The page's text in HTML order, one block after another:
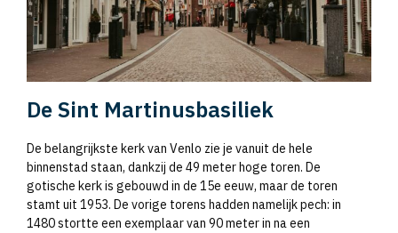
De Sint Martinusbasiliek
De belangrijkste kerk van Venlo zie je vanuit de hele
binnenstad staan, dankzij de 49 meter hoge toren. De
gotische kerk is gebouwd in de 15e eeuw, maar de toren
stamt uit 1953. De vorige torens hadden namelijk pech: in
1480 stortte een exemplaar van 90 meter in na een